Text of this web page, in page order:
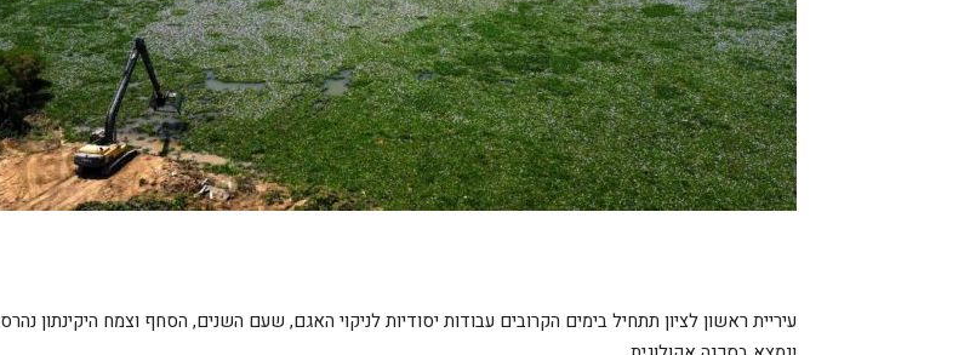
עיריית ראשון לציון תתחיל בימים הקרובים עבודות יסודיות לניקוי האגם, שעם השנים, הסחף וצמח היקינתון נהרס